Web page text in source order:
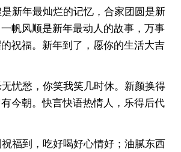
新年最灿烂的记忆，合家团圆是新
帆风顺是新年最动人的故事，万事
祝福。新年到了，愿你的生活大吉
忧愁，你笑我笑几时休。新颜换得
有今朝。快言快语热情人，乐得后代
福到，吃好喝好心情好；油腻东西